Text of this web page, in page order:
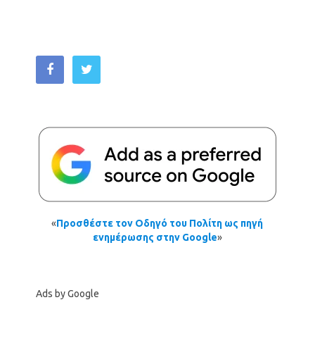
«Προσθέστε τον Οδηγό του Πολίτη ως πηγή
ενημέρωσης στην Google»
Ads by Google